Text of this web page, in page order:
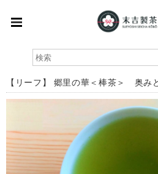
【リーフ】 郷里の華＜棒茶＞ 奥み